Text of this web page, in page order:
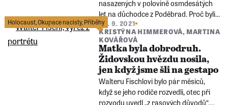
nasazených v polovině osmdesátých
let na důchodce z Poděbrad. Proč byli
soudruzi tak detailní při sledování
sedmdesátiletého penzisty? A byl to
hrdina z 2. světové války generálmajor
Rudolf Krzák.
Holocaust,Okupace nacisty,Příběhy20. 9. 2021
KRISTÝNA HIMMEROVÁ, MARTINA
KOVÁŘOVÁ
Matka byla dobrodruh.
Židovskou hvězdu nosila,
jen když jsme šli na gestapo
Walteru Fischlovi bylo pár měsíců,
když se jeho rodiče rozvedli, otec při
rozvodu uvedl „z rasových důvodů“.